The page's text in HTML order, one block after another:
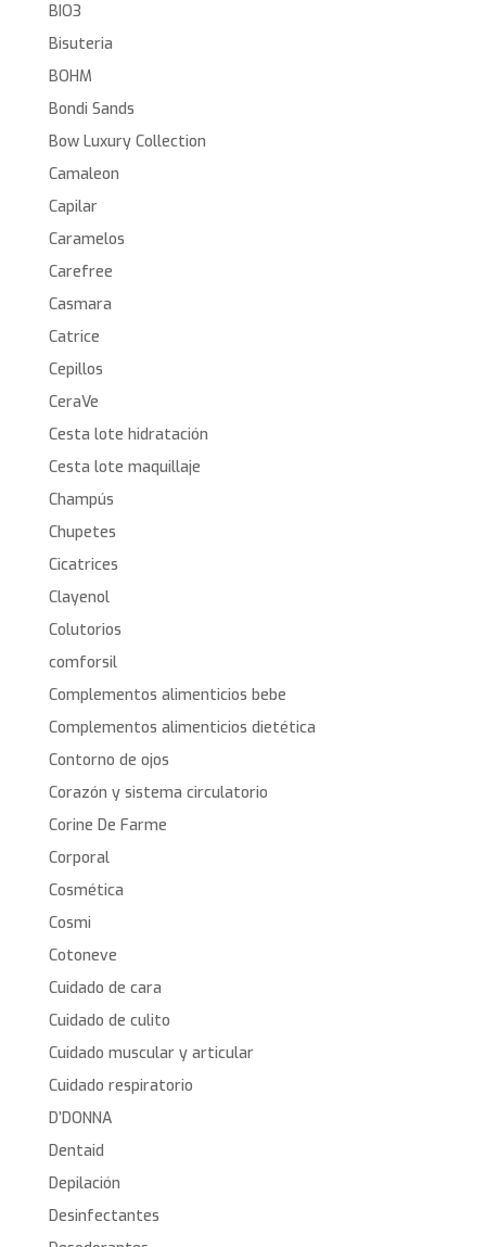
BIO3
Bisuteria
BOHM
Bondi Sands
Bow Luxury Collection
Camaleon
Capilar
Caramelos
Carefree
Casmara
Catrice
Cepillos
CeraVe
Cesta lote hidratación
Cesta lote maquillaje
Champús
Chupetes
Cicatrices
Clayenol
Colutorios
comforsil
Complementos alimenticios bebe
Complementos alimenticios dietética
Contorno de ojos
Corazón y sistema circulatorio
Corine De Farme
Corporal
Cosmética
Cosmi
Cotoneve
Cuidado de cara
Cuidado de culito
Cuidado muscular y articular
Cuidado respiratorio
D’DONNA
Dentaid
Depilación
Desinfectantes